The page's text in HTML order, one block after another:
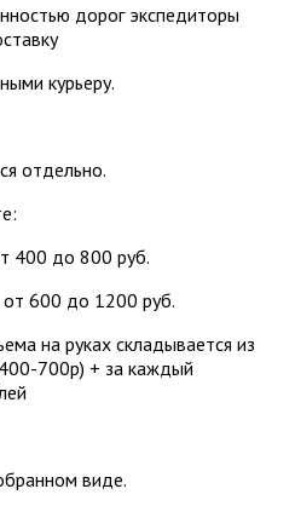
дорог экспедиторы
курьеру.
отдельно.
400 до 800 руб.
от 600 до 1200 руб.
на руках складывается из
700р) + за каждый
виде.